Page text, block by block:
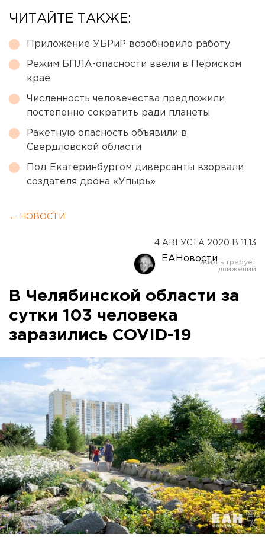
ЧИТАЙТЕ ТАКЖЕ:
Приложение УБРиР возобновило работу
Режим БПЛА-опасности ввели в Пермском
крае
Численность человечества предложили
постепенно сократить ради планеты
Ракетную опасность объявили в
Свердловской области
Под Екатеринбургом диверсанты взорвали
создателя дрона «Упырь»
← НОВОСТИ
4 АВГУСТА 2020 В 11:13
ЕАНовости
В Челябинской области за
сутки 103 человека
заразились COVID-19